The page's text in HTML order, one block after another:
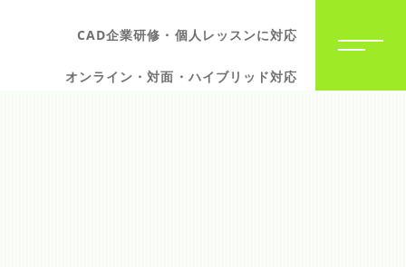
CAD企業研修・個人レッスンに対応
オンライン・対面・ハイブリッド対応